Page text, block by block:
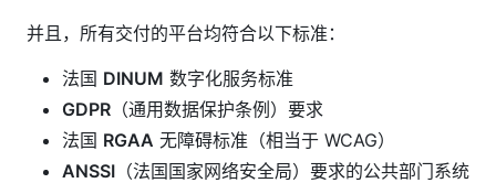
并且，所有交付的平台均符合以下标准：
法国 DINUM 数字化服务标准
GDPR （通用数据保护条例）要求
法国 RGAA 无障碍标准（相当于 WCAG）
ANSSI （法国国家网络安全局）要求的公共部门系统